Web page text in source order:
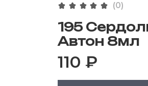
(0)
195
Автон 8мл
110 ₽